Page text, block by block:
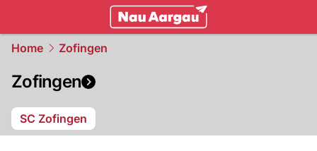
mittelland.
Home Zofingen
Zofingen
SC Zofingen